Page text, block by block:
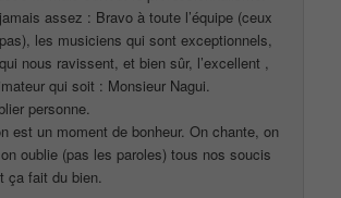
assez : Bravo à toute l’équipe (ceux
les musiciens qui sont exceptionnels,
nous ravissent, et bien sûr, l’excellent ,
qui soit : Monsieur Nagui.
personne.
est un moment de bonheur. On chante, on
oublie (pas les paroles) tous nos soucis
ça fait du bien.